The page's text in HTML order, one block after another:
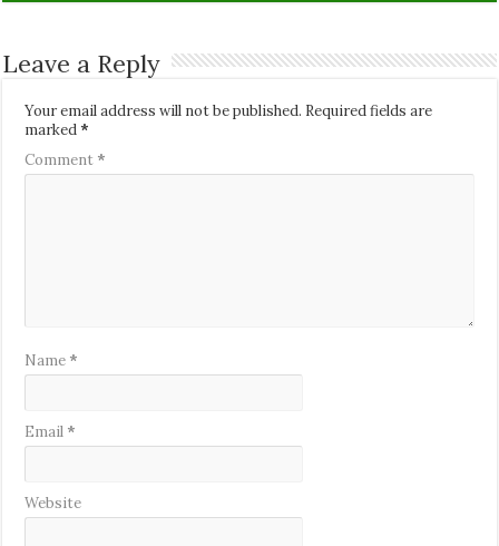
Leave a Reply
Your email address will not be published. Required fields are
marked *
Comment *
Name *
Email *
Website